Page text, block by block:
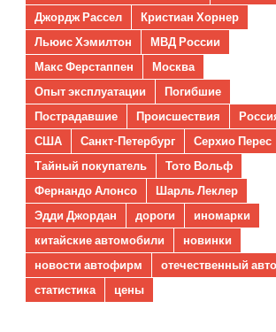
Джордж Рассел
Кристиан Хорнер
Льюис Хэмилтон
МВД России
Макс Ферстаппен
Москва
Опыт эксплуатации
Погибшие
Пострадавшие
Происшествия
США
Санкт-Петербург
Серхио Перес
Тайный покупатель
Тото Вольф
Фернандо Алонсо
Шарль Леклер
Эдди Джордан
дороги
иномарки
китайские автомобили
новинки
новости автофирм
отечественный
статистика
цены